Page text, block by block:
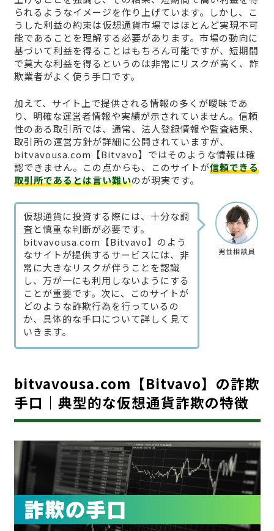
られるようなイメージを作り上げています。しかし、こ
うした利益の約束は仮想通貨市場ではほとんど実現不可
能であることを理解する必要があります。市場の動向に
基づいて利益を得ることはもちろん可能ですが、短期間
で莫大な利益を得るというのは非常にリスクが高く、詐
欺業者がよく使う手口です。
加えて、サイト上で提供される情報の多くが曖昧であ
り、明確な運営者情報や実績が示されていません。信頼
性のある取引所では、通常、法人登録情報や監査結果、
取引所の運営方針が詳細に公開されていますが、
bitvavousa.com【Bitvavo】ではそのような情報は確
認できません。この点からも、このサイトが信頼できる
取引所であるとは言い難いのが現実です。
男性相談員
仮想通貨に投資する際には、十分な調
査と慎重な判断が必要です。
bitvavousa.com【Bitvavo】のよう
なサイトが提供するサービスには、非
常に大きなリスクが伴うことを認識
し、万が一にも利用しないようにする
ことが重要です。次に、このサイトが
どのような詐欺行為を行っているの
か、具体的な手口について詳しく見て
いきます。
bitvavousa.com【Bitvavo】の詐欺
手口｜典型的な仮想通貨詐欺の特徴